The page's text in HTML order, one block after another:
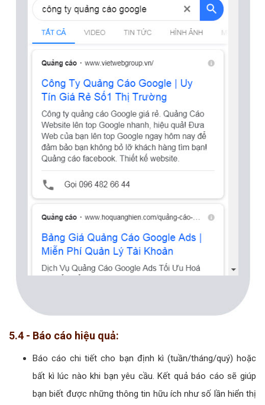
5.4 - Báo cáo hiệu quả:
Báo cáo chi tiết cho bạn định kì (tuần/tháng/quý) hoặc
bất kì lúc nào khi bạn yêu cầu. Kết quả báo cáo sẽ giúp
bạn biết được những thông tin hữu ích như số lần hiển thị